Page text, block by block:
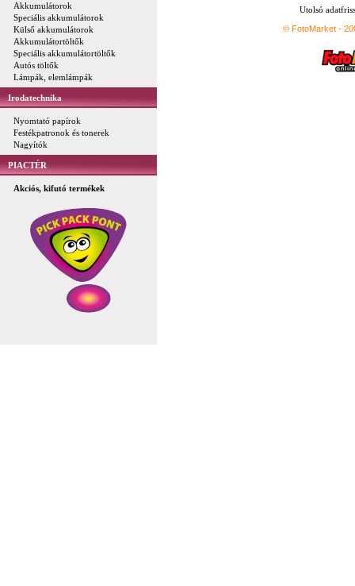
Akkumulátorok
Speciális akkumulátorok
Külső akkumulátorok
Akkumulátortöltők
Speciális akkumulátortöltők
Autós töltők
Lámpák, elemlámpák
Irodatechnika
Nyomtató papírok
Festékpatronok és tonerek
Nagyítók
PIACTÉR
Akciós, kifutó termékek
Utolsó
© FotoMarket -